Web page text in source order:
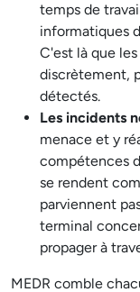
temps de
informatiques
C'est là que
discrètement,
détectés.
Les incidents
menace et y
compétences
se rendent
parviennent
terminal
propager à
MEDR comble